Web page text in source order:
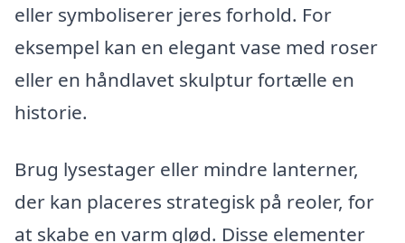
eller symboliserer jeres forhold. For
eksempel kan en elegant vase med roser
eller en håndlavet skulptur fortælle en
historie.
Brug lysestager eller mindre lanterner,
der kan placeres strategisk på reoler, for
at skabe en varm glød. Disse elementer